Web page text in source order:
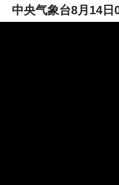
中央气象台8月14